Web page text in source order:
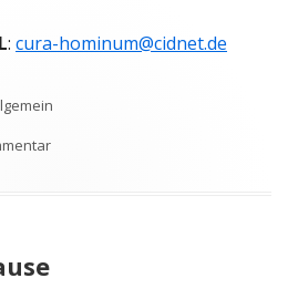
: cura-hominum@cidnet.de
zu Die Hilfe geht weiter